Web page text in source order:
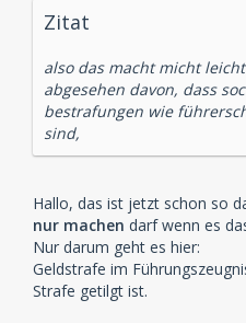
Zitat
also das macht micht
abgesehen davon, dass
bestrafungen wie
sind,
Hallo, das ist jetzt schon so
nur machen darf wenn es
Nur darum geht es hier:
Geldstrafe im
Strafe getilgt ist.